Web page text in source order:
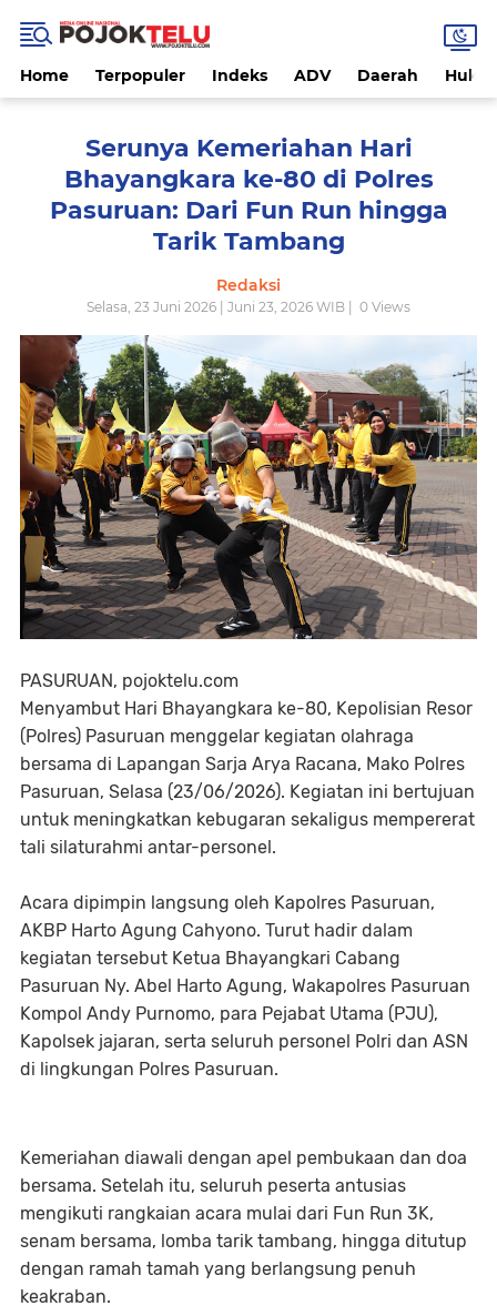
Home Terpopuler Indeks ADV Daerah
Serunya Kemeriahan Hari
Bhayangkara ke-80 di Polres
Pasuruan: Dari Fun Run hingga
Tarik Tambang
Redaksi
Selasa, 23 Juni 2026 | Juni 23, 2026 WIB | 0 Views
PASURUAN, pojoktelu.com
Menyambut Hari Bhayangkara ke-80, Kepolisian Resor
(Polres) Pasuruan menggelar kegiatan olahraga
bersama di Lapangan Sarja Arya Racana, Mako Polres
Pasuruan, Selasa (23/06/2026). Kegiatan ini bertujuan
untuk meningkatkan kebugaran sekaligus mempererat
tali silaturahmi antar-personel.
Acara dipimpin langsung oleh Kapolres Pasuruan,
AKBP Harto Agung Cahyono. Turut hadir dalam
kegiatan tersebut Ketua Bhayangkari Cabang
Pasuruan Ny. Abel Harto Agung, Wakapolres Pasuruan
Kompol Andy Purnomo, para Pejabat Utama (PJU),
Kapolsek jajaran, serta seluruh personel Polri dan ASN
di lingkungan Polres Pasuruan.
Kemeriahan diawali dengan apel pembukaan dan doa
bersama. Setelah itu, seluruh peserta antusias
mengikuti rangkaian acara mulai dari Fun Run 3K,
senam bersama, lomba tarik tambang, hingga ditutup
dengan ramah tamah yang berlangsung penuh
keakraban.